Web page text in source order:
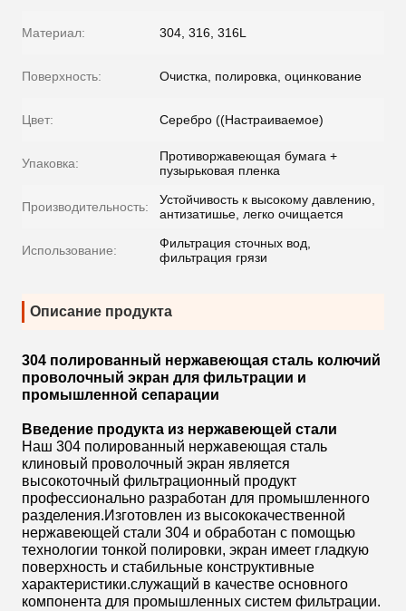
Материал: 304, 316, 316L
Поверхность: Очистка, полировка, оцинкование
Цвет: Серебро ((Настраиваемое)
Упаковка:
Противоржавеющая бумага +
пузырьковая пленка
Производительность:
Устойчивость к высокому давлению,
антизатишье, легко очищается
Использование:
Фильтрация сточных вод,
фильтрация грязи
Описание продукта
304 полированный нержавеющая сталь колючий
проволочный экран для фильтрации и
промышленной сепарации
Введение продукта из нержавеющей стали
Наш 304 полированный нержавеющая сталь
клиновый проволочный экран является
высокоточный фильтрационный продукт
профессионально разработан для промышленного
разделения.Изготовлен из высококачественной
нержавеющей стали 304 и обработан с помощью
технологии тонкой полировки, экран имеет гладкую
поверхность и стабильные конструктивные
характеристики.служащий в качестве основного
компонента для промышленных систем фильтрации.